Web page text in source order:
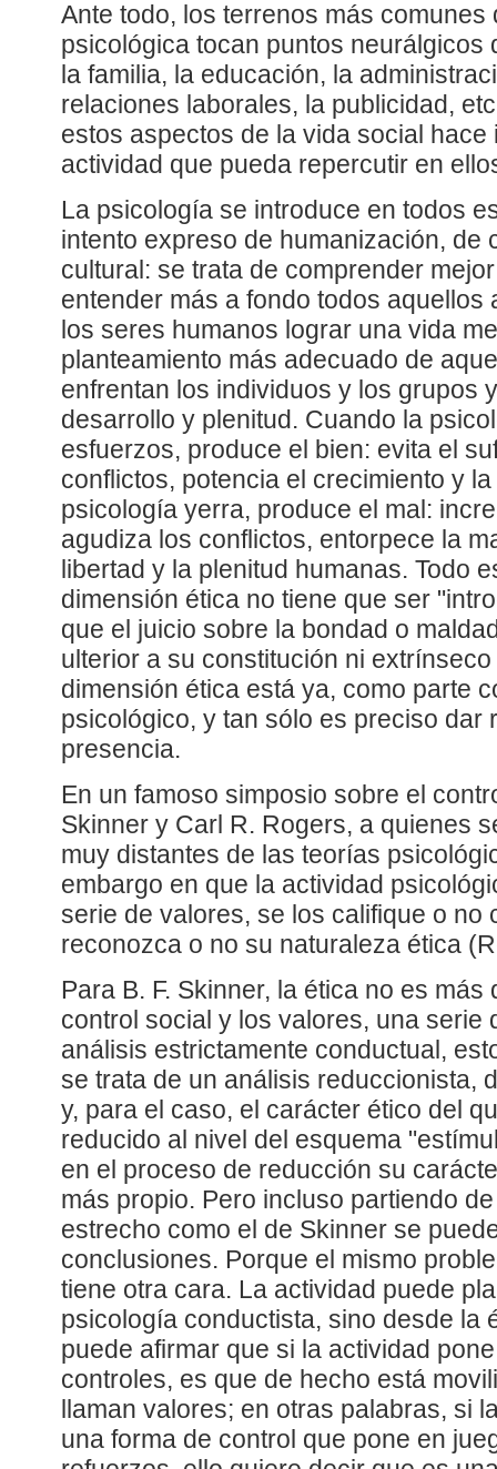
Ante todo, los terrenos más
psicológica tocan puntos neurálgicos
la familia, la educación, la
relaciones laborales, la publicidad,
estos aspectos de la vida social
actividad que pueda repercutir en
La psicología se introduce en todos
intento expreso de humanización, de
cultural: se trata de comprender
entender más a fondo todos aquellos
los seres humanos lograr una vida
planteamiento más adecuado de
enfrentan los individuos y los grupos
desarrollo y plenitud. Cuando la
esfuerzos, produce el bien: evita el
conflictos, potencia el crecimiento y
psicología yerra, produce el mal:
agudiza los conflictos, entorpece la
libertad y la plenitud humanas. Todo
dimensión ética no tiene que ser
que el juicio sobre la bondad o
ulterior a su constitución ni
dimensión ética está ya, como parte
psicológico, y tan sólo es preciso dar
presencia.
En un famoso simposio sobre el
Skinner y Carl R. Rogers, a quienes
muy distantes de las teorías
embargo en que la actividad
serie de valores, se los califique o no
reconozca o no su naturaleza ética
Para B. F. Skinner, la ética no es
control social y los valores, una serie
análisis estrictamente conductual,
se trata de un análisis reduccionista,
y, para el caso, el carácter ético del
reducido al nivel del esquema
en el proceso de reducción su
más propio. Pero incluso partiendo
estrecho como el de Skinner se
conclusiones. Porque el mismo
tiene otra cara. La actividad puede
psicología conductista, sino desde la
puede afirmar que si la actividad
controles, es que de hecho está
llaman valores; en otras palabras, si
una forma de control que pone en